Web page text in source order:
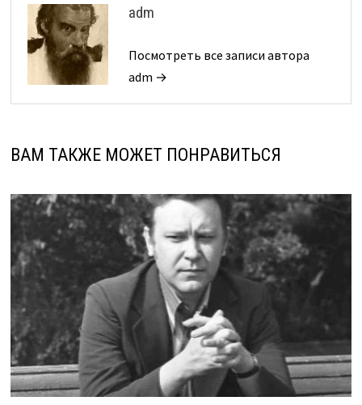
adm
Посмотреть все записи автора
adm →
ВАМ ТАКЖЕ МОЖЕТ ПОНРАВИТЬСЯ